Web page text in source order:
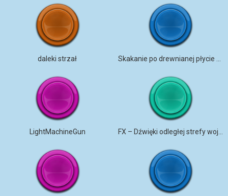
daleki strzał
LightMachineGun